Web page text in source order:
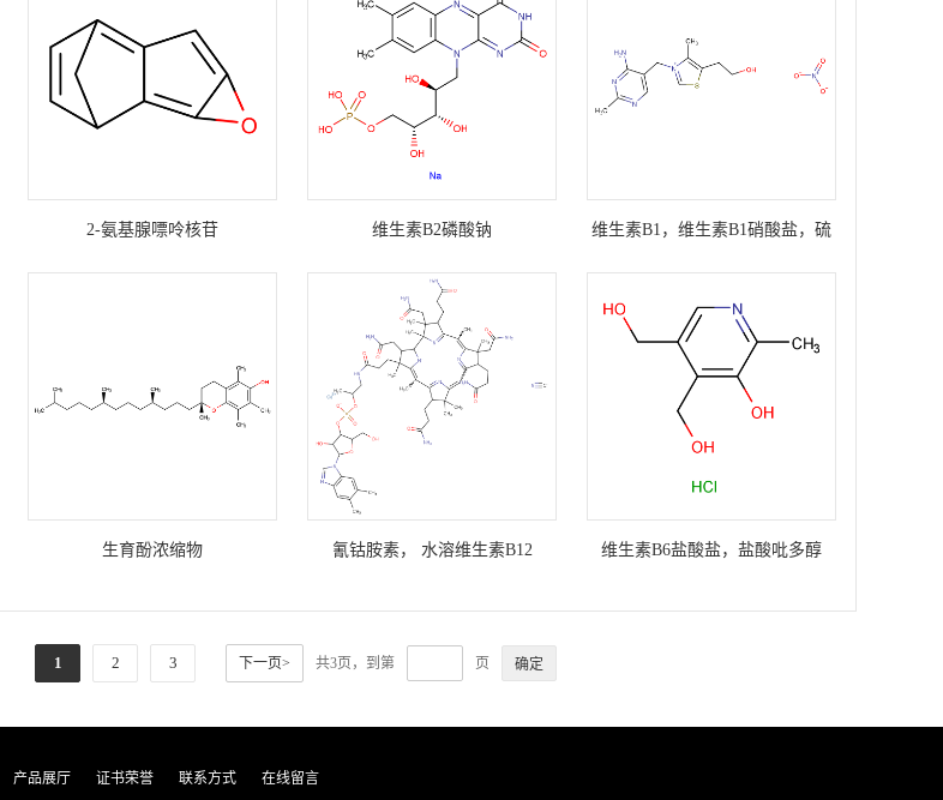
2-氨基腺嘌呤核苷 维生素B2磷酸钠
维生素B1，维生素B1硝酸盐，硫
生育酚浓缩物 氰钴胺素， 水溶维生素B12 维生素B6盐酸盐，盐酸吡多醇
1 2 3 下一页> 共3页，到第 页
产品展厅 证书荣誉 联系方式 在线留言